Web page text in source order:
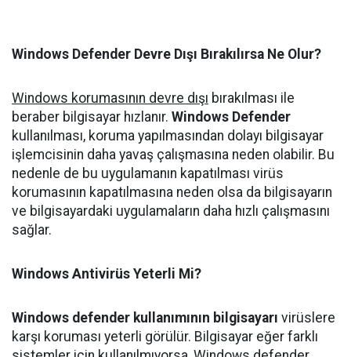
Windows Defender Devre Dışı Bırakılırsa Ne Olur?
Windows korumasının devre dışı bırakılması ile
beraber bilgisayar hızlanır. Windows Defender
kullanılması, koruma yapılmasından dolayı bilgisayar
işlemcisinin daha yavaş çalışmasına neden olabilir. Bu
nedenle de bu uygulamanın kapatılması virüs
korumasının kapatılmasına neden olsa da bilgisayarın
ve bilgisayardaki uygulamaların daha hızlı çalışmasını
sağlar.
Windows Antivirüs Yeterli Mi?
Windows defender kullanımının bilgisayarı virüslere
karşı koruması yeterli görülür. Bilgisayar eğer farklı